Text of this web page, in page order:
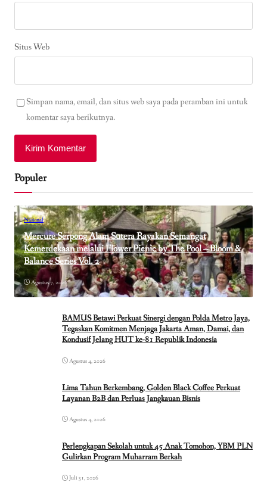
Situs Web
Simpan nama, email, dan situs web saya pada peramban ini untuk
komentar saya berikutnya.
Populer
Nasional
Mercure Serpong Alam Sutera Rayakan Semangat
Kemerdekaan melalui Flower Picnic by The Pool – Bloom &
Balance Series Vol. 2
Agustus 7, 2026
BAMUS Betawi Perkuat Sinergi dengan Polda Metro Jaya,
Tegaskan Komitmen Menjaga Jakarta Aman, Damai, dan
Kondusif Jelang HUT ke-81 Republik Indonesia
Agustus 4, 2026
Lima Tahun Berkembang, Golden Black Coffee Perkuat
Layanan B2B dan Perluas Jangkauan Bisnis
Agustus 4, 2026
Perlengkapan Sekolah untuk 45 Anak Tomohon, YBM PLN
Gulirkan Program Muharram Berkah
Juli 31, 2026